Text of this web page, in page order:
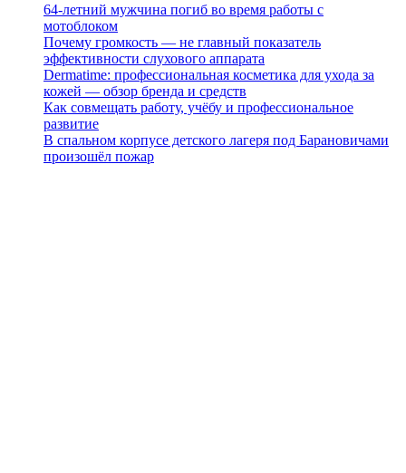
64-летний мужчина погиб во время работы с
мотоблоком
Почему громкость — не главный показатель
эффективности слухового аппарата
Dermatime: профессиональная косметика для ухода за
кожей — обзор бренда и средств
Как совмещать работу, учёбу и профессиональное
развитие
В спальном корпусе детского лагеря под Барановичами
произошёл пожар